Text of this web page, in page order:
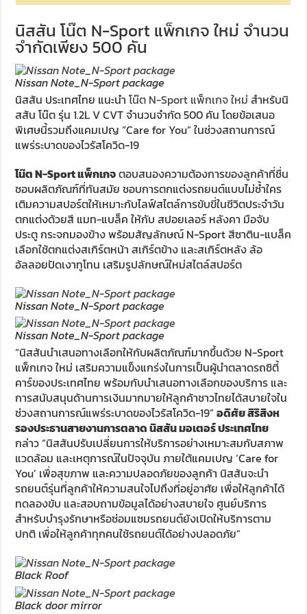
นิสสัน โน๊ต N-Sport แพ็กเกจ ใหม่ จำนวน
จำกัดเพียง 500 คัน
Nissan Note_N-Sport package
นิสสัน ประเทศไทย แนะนำโน๊ต N-Sport แพ็กเกจ ใหม่ สำหรับนิ
สสัน โน๊ต รุ่น 1.2L V CVT จำนวนจำกัด 500 คัน โดยข้อเสนอ
พิเศษนี้รวมถึงแคมเปญ “Care for You” ในช่วงสถานการณ์
แพร่ระบาดของไวรัสโควิด-19
โน๊ต N-Sport แพ็กเกจตอบสนองความต้องการของลูกค้าที่ชื่น
ชอบผลิตภัณฑ์ที่ทันสมัย ชอบการตกแต่งรถยนต์แบบไม่ซ้ำใคร
เติมความสปอร์ตให้เหมาะกับไลฟ์สไตล์การขับขี่ในชีวิตประจำวัน
ตกแต่งด้วยสี แมท-แบล็ค ให้กับ สปอยเลอร์ หลังคา มือจับ
ประตู กระจกมองข้าง พร้อมสัญลักษณ์ N-Sport สีซาติน-แบล็ค
เลือกใช้ตกแต่งสเกิร์ตหน้า สเกิร์ตข้าง และสเกิร์ตหลัง ล้อ
อัลลอยปัดเงาทูโทน เสริมรูปลักษณ์ใหม่สไตล์สปอร์ต
Nissan Note_N-Sport package
Nissan Note_N-Sport package
“นิสสันนำเสนอทางเลือกให้กับผลิตภัณฑ์มากขึ้นด้วย N-Sport
แพ็กเกจ ใหม่ เสริมความแข็งแกร่งในการเป็นผู้นำตลาดรถซิตี้
คาร์ของประเทศไทย พร้อมกับนำเสนอทางเลือกของบริการ และ
การสนับสนุนด้านการเงินมากมายให้ลูกค้าชาวไทยได้สบายใจใน
ช่วงสถานการณ์แพร่ระบาดของไวรัสโควิด-19”อดิศัย สิริสิงห
รองประธานสายงานการตลาด นิสสัน มอเตอร์ ประเทศไทย
กล่าว “นิสสันปรับเปลี่ยนการให้บริการอย่างเหมาะสมกับสภาพ
แวดล้อม และเหตุการณ์ในปัจจุบัน ภายใต้แคมเปญ ‘Care for
You’ เพื่อสุขภาพ และความปลอดภัยของลูกค้า นิสสันจะนำ
รถยนต์รุ่นที่ลูกค้าให้ความสนใจไปถึงที่อยู่อาศัย เพื่อให้ลูกค้าได้
ทดลองขับ และสอบถามข้อมูลได้อย่างสบายใจ ศูนย์บริการ
สำหรับบำรุงรักษาหรือซ่อมแซมรถยนต์ยังเปิดให้บริการตาม
ปกติ เพื่อให้ลูกค้าทุกคนใช้รถยนต์ได้อย่างปลอดภัย”
Black Roof
Black door mirror